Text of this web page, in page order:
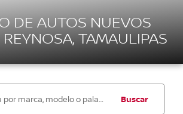
DE AUTOS NUEVOS
TAMAULIPAS
Buscar